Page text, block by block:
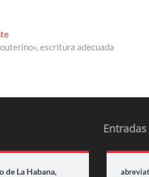
Entrada
siguiente:escritura adecuada
de La Habana,